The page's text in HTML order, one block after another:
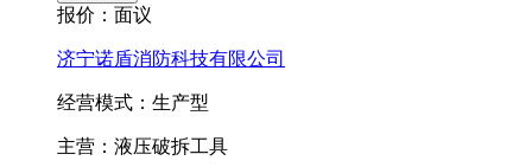
报价： 面议
济宁诺盾消防科技有限公司
经营模式：生产型
主营：液压破拆工具